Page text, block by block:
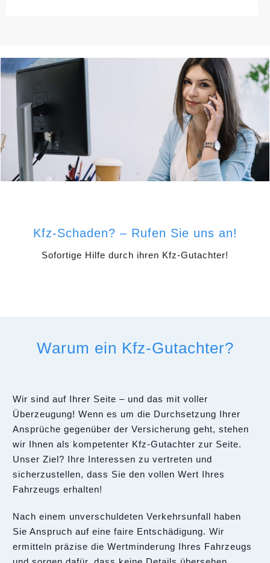
Kfz-Schaden? – Rufen Sie uns an!
Sofortige Hilfe durch ihren Kfz-Gutachter!
Warum ein Kfz-Gutachter?
Wir sind auf Ihrer Seite – und das mit voller
Überzeugung! Wenn es um die Durchsetzung Ihrer
Ansprüche gegenüber der Versicherung geht, stehen
wir Ihnen als kompetenter Kfz-Gutachter zur Seite.
Unser Ziel? Ihre Interessen zu vertreten und
sicherzustellen, dass Sie den vollen Wert Ihres
Fahrzeugs erhalten!
Nach einem unverschuldeten Verkehrsunfall haben
Sie Anspruch auf eine faire Entschädigung. Wir
ermitteln präzise die Wertminderung Ihres Fahrzeugs